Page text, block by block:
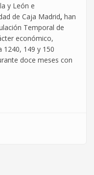
y León e
de Caja Madrid, han
Temporal de
económico,
149 y 150
doce meses con